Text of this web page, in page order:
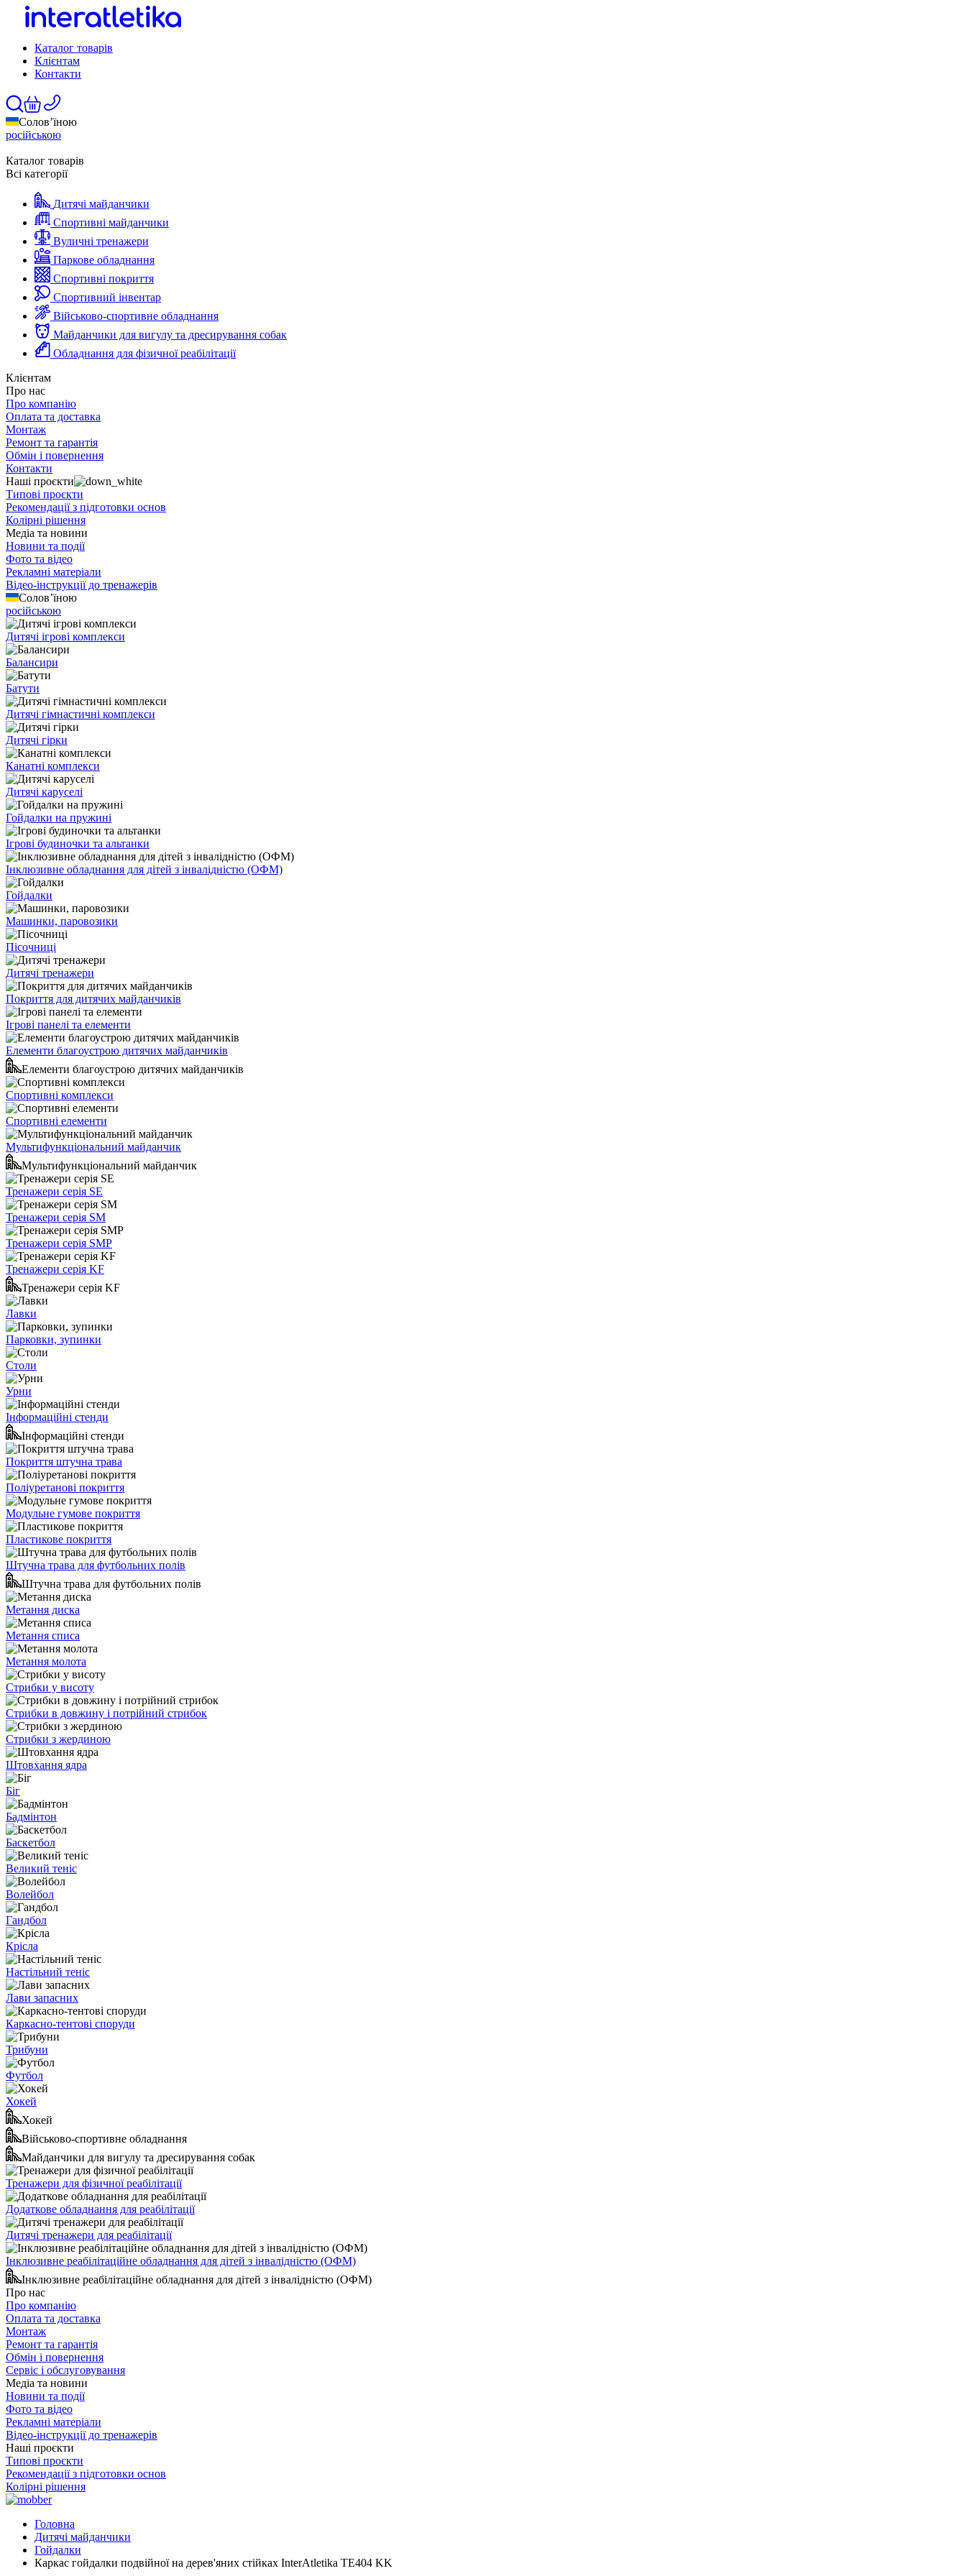
Каталог товарів
Клієнтам
Контакти
Солов’їною
російською
Каталог товарів
Всі категорії
Дитячі майданчики
Спортивні майданчики
Вуличні тренажери
Паркове обладнання
Спортивні покриття
Спортивний інвентар
Військово-спортивне обладнання
Майданчики для вигулу та дресирування собак
Обладнання для фізичної реабілітації
Клієнтам
Про нас
Про компанію
Оплата та доставка
Монтаж
Ремонт та гарантія
Обмін і повернення
Контакти
Наші проєкти
Типові проєкти
Рекомендації з підготовки основ
Колірні рішення
Медіа та новини
Новини та події
Фото та відео
Рекламні матеріали
Відео-інструкції до тренажерів
Солов’їною
російською
Дитячі ігрові комплекси
Балансири
Батути
Дитячі гімнастичні комплекси
Дитячі гірки
Канатні комплекси
Дитячі каруселі
Гойдалки на пружині
Ігрові будиночки та альтанки
Інклюзивне обладнання для дітей з інвалідністю (ОФМ)
Гойдалки
Машинки, паровозики
Пісочниці
Дитячі тренажери
Покриття для дитячих майданчиків
Ігрові панелі та елементи
Елементи благоустрою дитячих майданчиків
Елементи благоустрою дитячих майданчиків
Спортивні комплекси
Спортивні елементи
Мультифункціональний майданчик
Мультифункціональний майданчик
Тренажери серія SE
Тренажери серія SM
Тренажери серія SMP
Тренажери серія KF
Тренажери серія KF
Лавки
Парковки, зупинки
Столи
Урни
Інформаційні стенди
Інформаційні стенди
Покриття штучна трава
Поліуретанові покриття
Модульне гумове покриття
Пластикове покриття
Штучна трава для футбольних полів
Штучна трава для футбольних полів
Метання диска
Метання списа
Метання молота
Стрибки у висоту
Стрибки в довжину і потрійний стрибок
Стрибки з жердиною
Штовхання ядра
Біг
Бадмінтон
Баскетбол
Великий теніс
Волейбол
Гандбол
Крісла
Настільний теніс
Лави запасних
Каркасно-тентові споруди
Трибуни
Футбол
Хокей
Хокей
Військово-спортивне обладнання
Майданчики для вигулу та дресирування собак
Тренажери для фізичної реабілітації
Додаткове обладнання для реабілітації
Дитячі тренажери для реабілітації
Інклюзивне реабілітаційне обладнання для дітей з інвалідністю (ОФМ)
Інклюзивне реабілітаційне обладнання для дітей з інвалідністю (ОФМ)
Про нас
Про компанію
Оплата та доставка
Монтаж
Ремонт та гарантія
Обмін і повернення
Сервіс і обслуговування
Медіа та новини
Новини та події
Фото та відео
Рекламні матеріали
Відео-інструкції до тренажерів
Наші проєкти
Типові проєкти
Рекомендації з підготовки основ
Колірні рішення
Головна
Дитячі майданчики
Гойдалки
Каркас гойдалки подвійної на дерев'яних стійках InterAtletika TE404 KK